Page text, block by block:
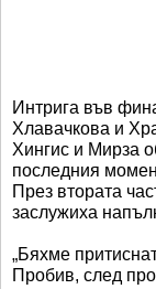
Интрига във
Хлавачкова и
Хингис и Мирза
последния
През втората
заслужиха
„Бяхме
Пробив, след